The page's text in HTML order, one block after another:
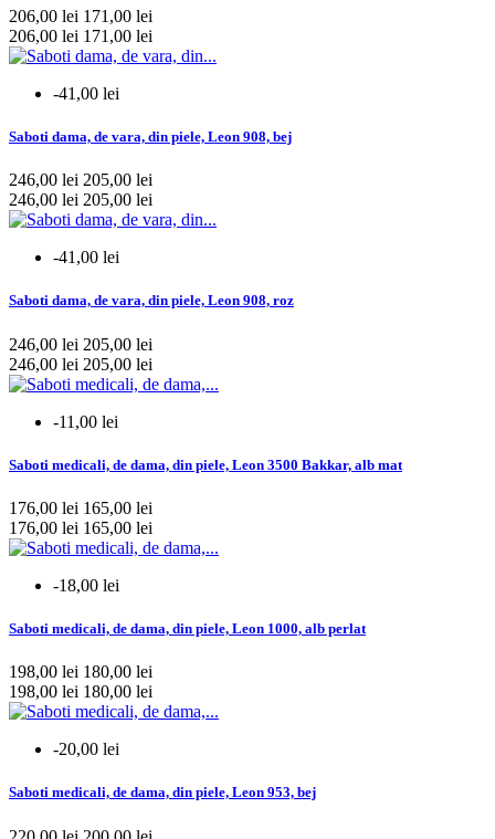
43/44 42
44 44
44/45
17
45/46
46/47 16
47/48 17
mai multe... mai putine
Branduri
Dr.Feet 50
Goldenfit 20
Leon 312
Neomed
On Zen 33
Rosato 10
mai multe... mai putine
Material
cauciuc polimeric antistatic 56
piele 1
piele ecologica
piele naturala 445
206,00 lei 171,00 lei
206,00 lei 171,00 lei
-41,00 lei
Saboti dama, de vara, din piele, Leon 908, bej
246,00 lei 205,00 lei
246,00 lei 205,00 lei
-41,00 lei
Saboti dama, de vara, din piele, Leon 908, roz
246,00 lei 205,00 lei
246,00 lei 205,00 lei
-11,00 lei
Saboti medicali, de dama, din piele, Leon 3500 Bakkar, alb mat
176,00 lei 165,00 lei
176,00 lei 165,00 lei
-18,00 lei
Saboti medicali, de dama, din piele, Leon 1000, alb perlat
198,00 lei 180,00 lei
198,00 lei 180,00 lei
-20,00 lei
Saboti medicali, de dama, din piele, Leon 953, bej